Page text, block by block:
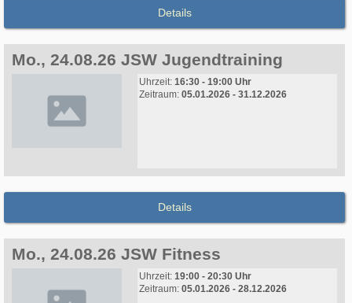
Details
Mo., 24.08.26 JSW Jugendtraining
Uhrzeit: 16:30 - 19:00 Uhr
Zeitraum: 05.01.2026 - 31.12.2026
Details
Mo., 24.08.26 JSW Fitness
Uhrzeit: 19:00 - 20:30 Uhr
Zeitraum: 05.01.2026 - 28.12.2026